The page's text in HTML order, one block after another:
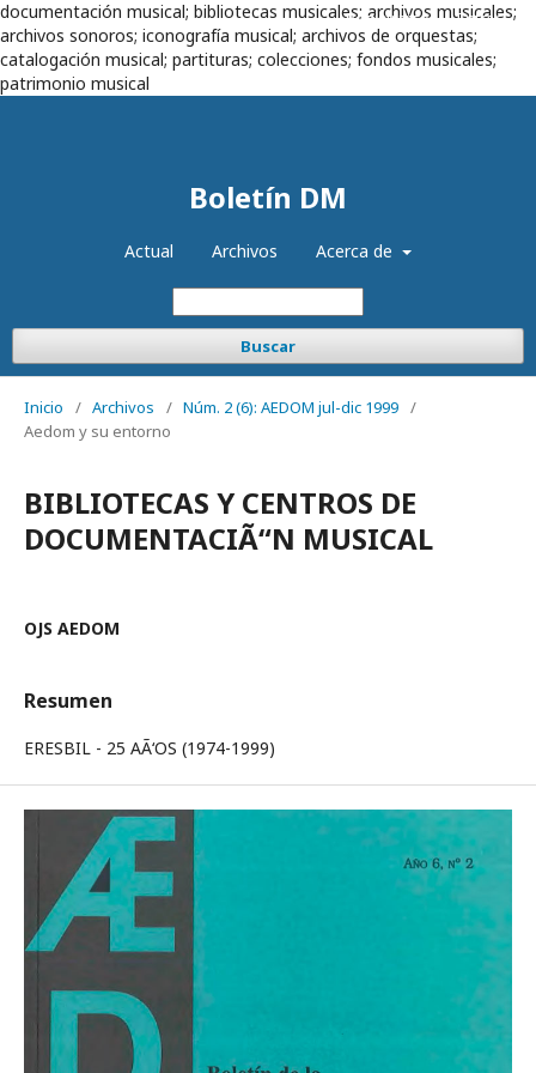
documentación musical; bibliotecas musicales; archivos musicales;
archivos sonoros; iconografía musical; archivos de orquestas;
catalogación musical; partituras; colecciones; fondos musicales;
patrimonio musical
Boletín DM
Actual Archivos Acerca de
Buscar
Registrarse Entrar
Inicio / Archivos / Núm. 2 (6): AEDOM jul-dic 1999 /
Aedom y su entorno
BIBLIOTECAS Y CENTROS DE
DOCUMENTACIÃ“N MUSICAL
OJS AEDOM
Resumen
ERESBIL - 25 AÃ‘OS (1974-1999)